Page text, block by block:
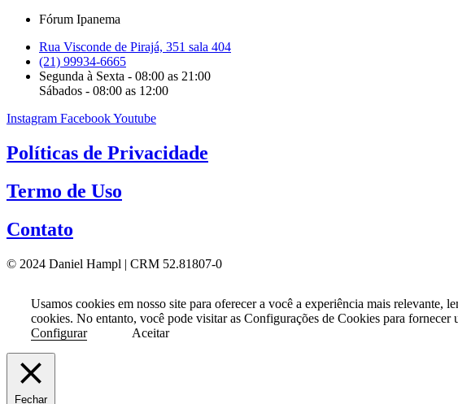
Fórum Ipanema
Rua Visconde de Pirajá, 351 sala 404
(21) 99934-6665
Segunda à Sexta - 08:00 as 21:00
Sábados - 08:00 as 12:00
Instagram FacebookYoutube
Políticas de Privacidade
Termo de Uso
Contato
© 2024 Daniel Hampl | CRM 52.81807-0
Usamos cookies em nosso site para oferecer a você a experiência mais
cookies. No entanto, você pode visitar as Configurações de Cookies para fornecer
Configurar
Aceitar
Fechar